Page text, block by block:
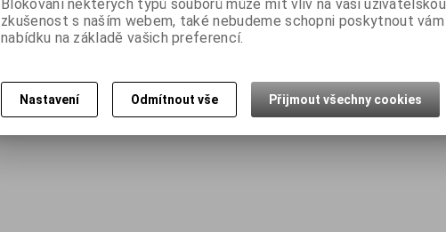
Blokování některých typů souborů může mít vliv na vaši uživatelskou
zkušenost s naším webem, také nebudeme schopni poskytnout vám
nabídku na základě vašich preferencí.
Nastavení Odmítnout vše Přijmout všechny cookies